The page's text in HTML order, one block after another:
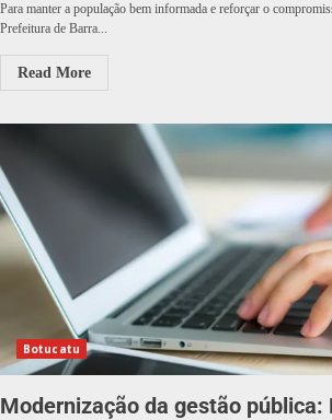
Para manter a população bem informada e reforçar o
Prefeitura de Barra...
Read More
Botucatu
Modernização da gestão pública: